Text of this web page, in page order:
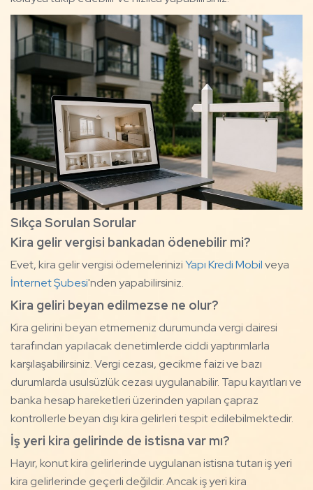
Sıkça Sorulan Sorular
Kira gelir vergisi bankadan ödenebilir mi?
Evet, kira gelir vergisi ödemeleriniziYapı Kredi Mobilveya
İnternet Şubesi'nden yapabilirsiniz.
Kira geliri beyan edilmezse ne olur?
Kira gelirini beyan etmemeniz durumunda vergi dairesi
tarafından yapılacak denetimlerde ciddi yaptırımlarla
karşılaşabilirsiniz. Vergi cezası, gecikme faizi ve bazı
durumlarda usulsüzlük cezası uygulanabilir. Tapu kayıtları ve
banka hesap hareketleri üzerinden yapılan çapraz
kontrollerle beyan dışı kira gelirleri tespit edilebilmektedir.
İş yeri kira gelirinde de istisna var mı?
Hayır, konut kira gelirlerinde uygulanan istisna tutarı iş yeri
kira gelirlerinde geçerli değildir. Ancak iş yeri kira